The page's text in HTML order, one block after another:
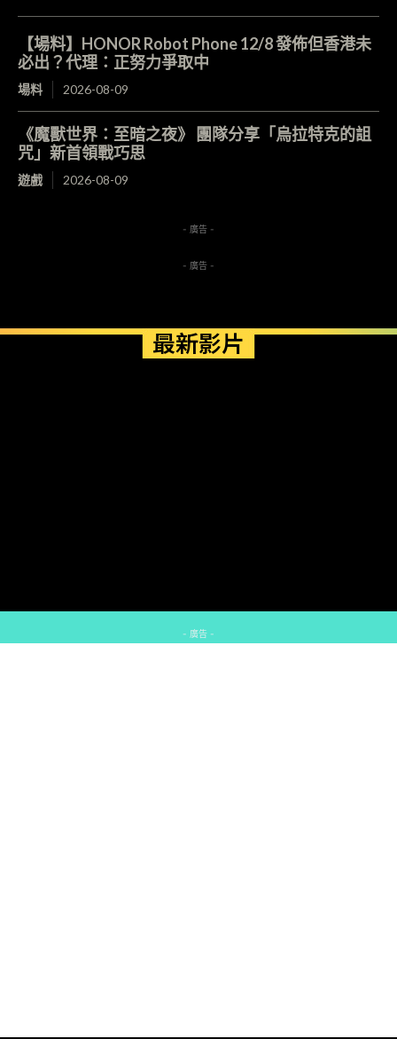
【場料】HONOR Robot Phone 12/8 發佈但香港未
必出？代理：正努力爭取中
場料 2026-08-09
《魔獸世界：至暗之夜》 團隊分享「烏拉特克的詛
咒」新首領戰巧思
遊戲 2026-08-09
- 廣告 -
- 廣告 -
最新影片
- 廣告 -